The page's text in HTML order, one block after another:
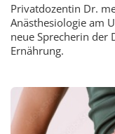
Privatdozentin Dr.
Anästhesiologie am
neue Sprecherin der
Ernährung.